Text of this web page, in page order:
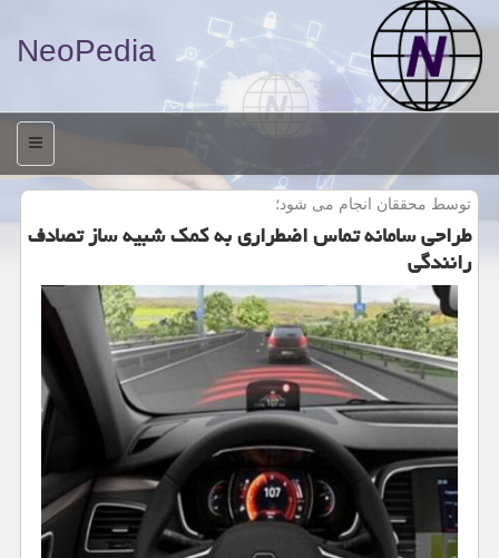
NeoPedia
منو
توسط محققان انجام می شود؛
طراحی سامانه تماس اضطراری به كمك شبیه ساز تصادف
رانندگی